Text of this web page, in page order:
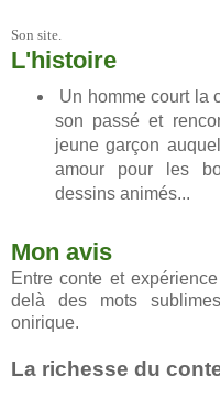
Son site.
L'histoire
Un homme court la
son passé et
jeune garçon
amour pour les
dessins animés...
Mon avis
Entre conte et
delà des mots
onirique.
La richesse du